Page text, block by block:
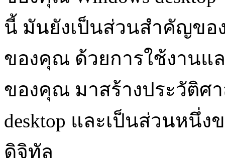
นี้ มันยังเป็นส่วนสำคัญขอ
ของคุณ ด้วยการใช้งานแ
ของคุณ มาสร้างประวัติศ
desktop และเป็นส่วนหนึ่ง
ดิจิทัล